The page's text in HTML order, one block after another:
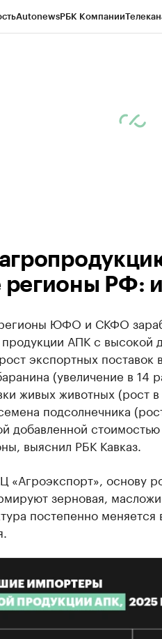
AutonewsРБК Компании
РФ:
ЮФО и СКФО
продукции АПК с высокой
экспортных
(увеличение в 14
живых животных (рост
подсолнечника
добавленной
выяснил РБК Кавказ.
основу
зерновая,
постепенно меняется